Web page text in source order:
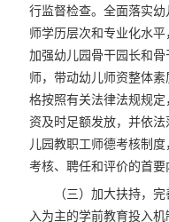
行监督检查。全面落实
师学历层次和专业化水平
加强幼儿园骨干园长和
师，带动幼儿师资整体
格按照有关法律法规规
资及时足额发放，并依
儿园教职工师德考核制
考核、聘任和评价的首要
（三）加大扶持，
入为主的学前教育投入